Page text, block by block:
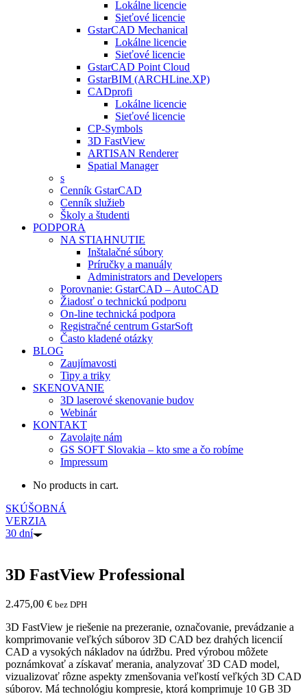
Lokálne licencie
Sieťové licencie
GstarCAD Mechanical
Lokálne licencie
Sieťové licencie
GstarCAD Point Cloud
GstarBIM (ARCHLine.XP)
CADprofi
Lokálne licencie
Sieťové licencie
CP-Symbols
3D FastView
ARTISAN Renderer
Spatial Manager
s
Cenník GstarCAD
Cenník služieb
Školy a študenti
PODPORA
NA STIAHNUTIE
Inštalačné súbory
Príručky a manuály
Administrators and Developers
Porovnanie: GstarCAD – AutoCAD
Žiadosť o technickú podporu
On-line technická podpora
Registračné centrum GstarSoft
Často kladené otázky
BLOG
Zaujímavosti
Tipy a triky
SKENOVANIE
3D laserové skenovanie budov
Webinár
KONTAKT
Zavolajte nám
GS SOFT Slovakia – kto sme a čo robíme
Impressum
No products in cart.
SKÚŠOBNÁ
VERZIA
30 dní
3D FastView Professional
2.475,00 € bez DPH
3D FastView je riešenie na prezeranie, označovanie, prevádzanie a
komprimovanie veľkých súborov 3D CAD bez drahých licencií
CAD a vysokých nákladov na údržbu. Pred výrobou môžete
poznámkovať a získavať merania, analyzovať 3D CAD model,
vizualizovať rôzne aspekty zmenšovania veľkostí veľkých 3D CAD
súborov. Má technológiu kompresie, ktorá komprimuje 10 GB 3D